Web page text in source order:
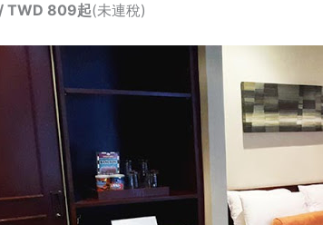
TWD 809起(未連稅)